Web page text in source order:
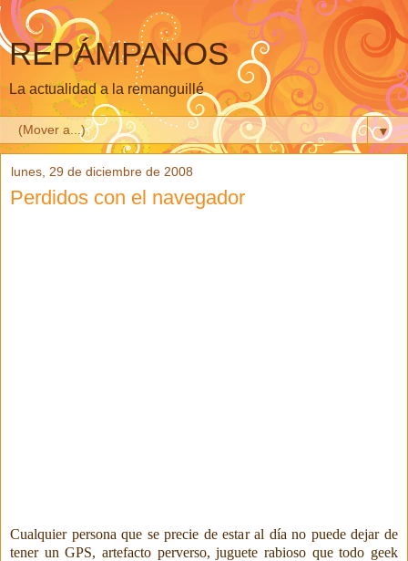
REPÁMPANOS
La actualidad a la remanguillé
▼
lunes, 29 de diciembre de 2008
Perdidos con el navegador
Cualquier persona que se precie de estar al día no puede dejar de
tener un GPS, artefacto perverso, juguete rabioso que todo geek